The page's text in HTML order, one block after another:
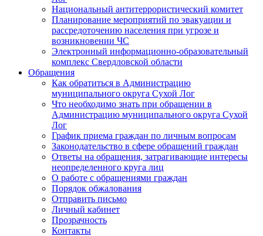
Национальный антитеррористический комитет
Планирование мероприятий по эвакуации и
рассредоточению населения при угрозе и
возникновении ЧС
Электронный информационно-образовательный
комплекс Свердловской области
Обращения
Как обратиться в Администрацию
муниципального округа Сухой Лог
Что необходимо знать при обращении в
Администрацию муниципального округа Сухой
Лог
График приема граждан по личным вопросам
Законодательство в сфере обращений граждан
Ответы на обращения, затрагивающие интересы
неопределенного круга лиц
О работе с обращениями граждан
Порядок обжалования
Отправить письмо
Личный кабинет
Прозрачность
Контакты